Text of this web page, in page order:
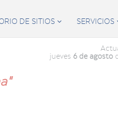
DE SITIOS  SERVICIOS
jueves 6 de agosto